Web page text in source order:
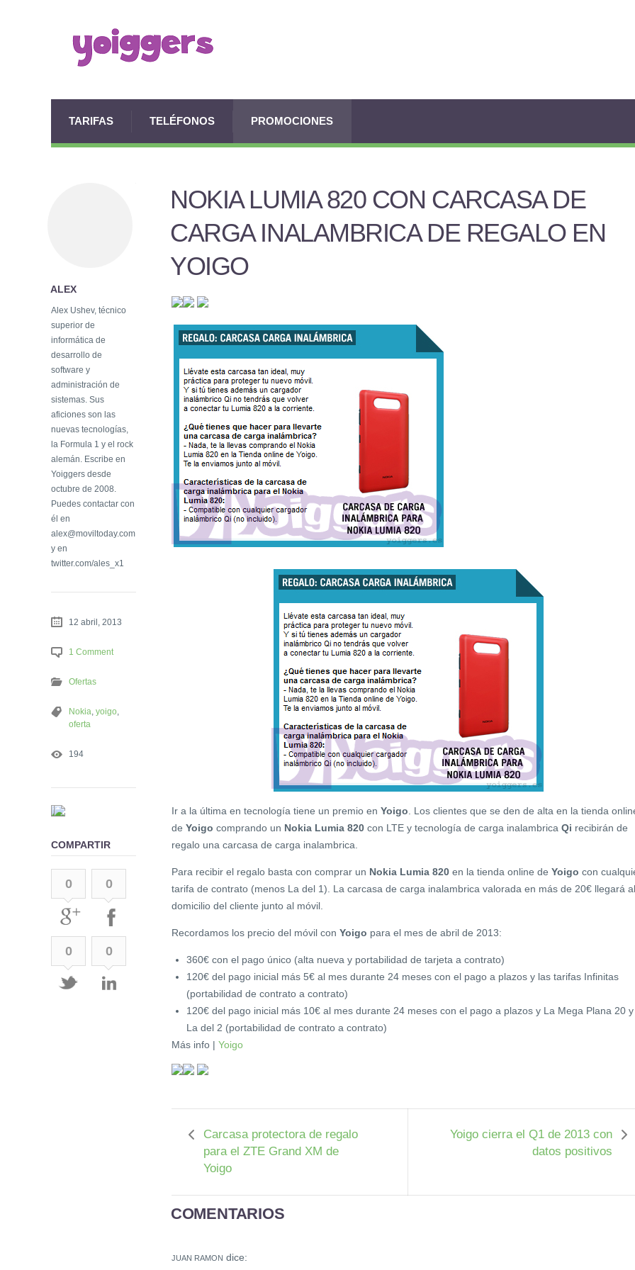
TARIFAS TELÉFONOS PROMOCIONES
NOKIA LUMIA 820 CON CARCASA DE
CARGA INALAMBRICA DE REGALO EN
YOIGO
Ir a la última en tecnología tiene un premio en Yoigo . Los clientes que se den de alta en la tienda
de Yoigo comprando un Nokia Lumia 820 con LTE y tecnología de carga inalambrica Qi recibirán de
regalo una carcasa de carga inalambrica.
Para recibir el regalo basta con comprar un Nokia Lumia 820 en la tienda online de Yoigo con
tarifa de contrato (menos La del 1). La carcasa de carga inalambrica valorada en más de 20€ llegará al
domicilio del cliente junto al móvil.
Recordamos los precio del móvil con Yoigo para el mes de abril de 2013:
360€ con el pago único (alta nueva y portabilidad de tarjeta a contrato)
120€ del pago inicial más 5€ al mes durante 24 meses con el pago a plazos y las tarifas Infinitas
(portabilidad de contrato a contrato)
120€ del pago inicial más 10€ al mes durante 24 meses con el pago a plazos y La Mega Plana 20 y
La del 2 (portabilidad de contrato a contrato)
Más info | Yoigo
Carcasa protectora de regalo
para el ZTE Grand XM de
Yoigo
Yoigo cierra el Q1 de 2013 con
datos positivos
COMENTARIOS
JUAN RAMON dice:
ALEX
Alex Ushev, técnico
superior de
informática de
desarrollo de
software y
administración de
sistemas. Sus
aficiones son las
nuevas tecnologías,
la Formula 1 y el rock
alemán. Escribe en
Yoiggers desde
octubre de 2008.
Puedes contactar con
él en
alex@moviltoday.com
y en
twitter.com/ales_x1
12 abril, 2013
1 Comment
Ofertas
Nokia yoigo
oferta
194
COMPARTIR
0 0
0 0